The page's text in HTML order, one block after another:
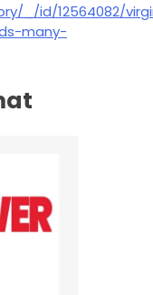
_/id/12564082/
many-